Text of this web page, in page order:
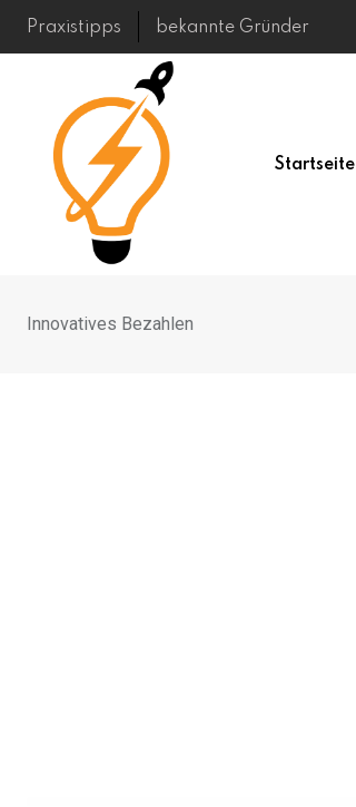
Skip
Praxistipps bekannte Gründer
Startseite
Innovatives Bezahlen